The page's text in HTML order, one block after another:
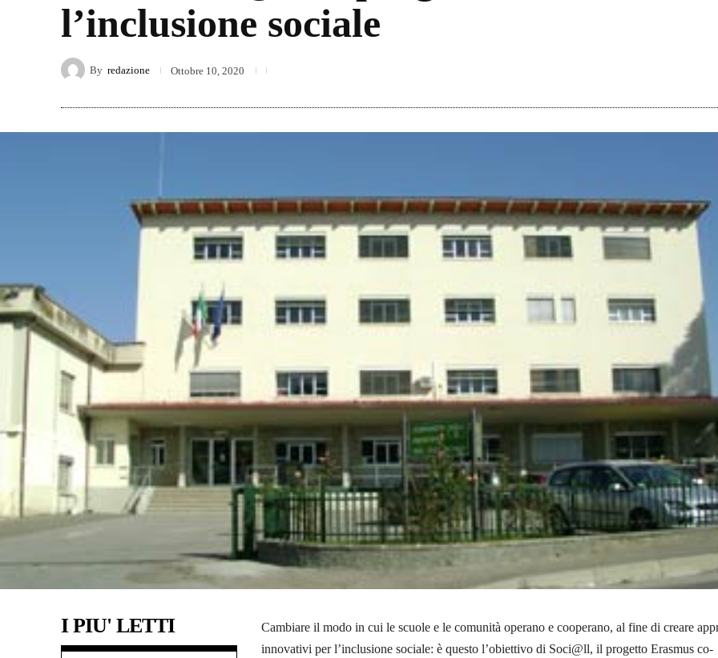
l’inclusione sociale
By redazione Ottobre 10, 2020
I PIU' LETTI Cambiare il modo in cui le scuole e le comunità operano e cooperano, al fine di creare
innovativi per l’inclusione sociale: è questo l’obiettivo di Soci@ll, il progetto Erasmus co-